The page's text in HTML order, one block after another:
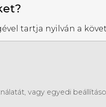
tartja nyilván a
vagy egyedi